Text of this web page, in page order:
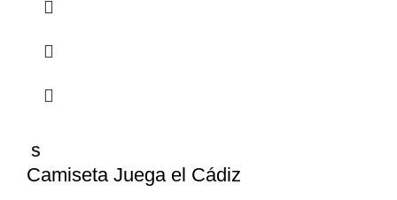
S
Camiseta Juega el Cádiz